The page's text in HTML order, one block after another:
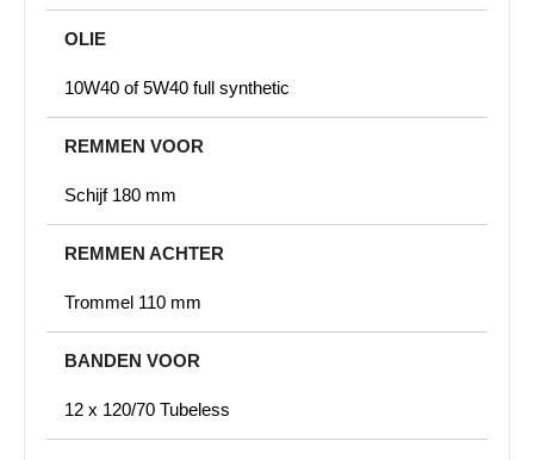
OLIE
10W40 of 5W40 full synthetic
REMMEN VOOR
Schijf 180 mm
REMMEN ACHTER
Trommel 110 mm
BANDEN VOOR
12 x 120/70 Tubeless